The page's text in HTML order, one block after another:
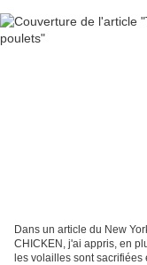
Dans un article du New
CHICKEN, j'ai appris, en
les volailles sont sacrifiées